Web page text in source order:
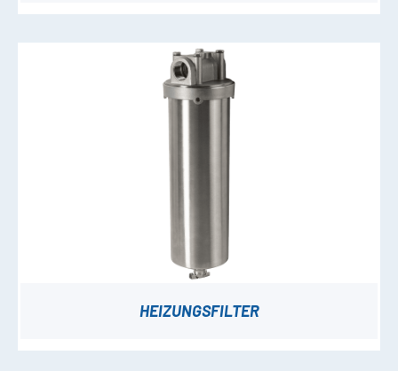
HEIZUNGSFILTER